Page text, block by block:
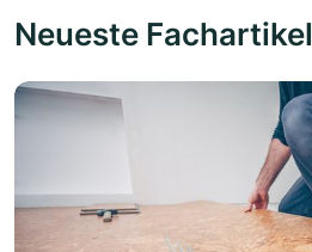
Neueste Fachartikel